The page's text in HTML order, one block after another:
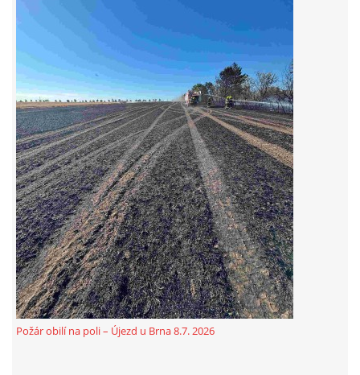
DOTACE POSKYTNUTÁ Z ROZPOČTU JIHOMORAVSKÉHO
JEDNOTNÝ SYSTÉM VAROVÁNÍ A VYROZUMĚNÍ
OBYVATELSTVA ČR
VÝBOR SDH
KALENDÁŘ SDH
Požár obilí na poli – Újezd u Brna 8.7. 2026